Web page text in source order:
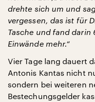
drehte sich um und
vergessen, das ist für
Tasche und fand darin
Einwände mehr.“
Vier Tage lang dauert
Antonis Kantas nicht
sondern bei weiteren
Bestechungsgelder